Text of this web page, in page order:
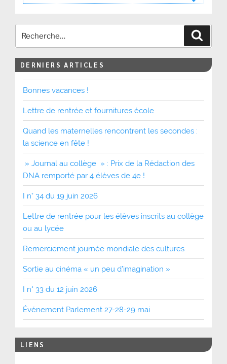
DERNIERS ARTICLES
Bonnes vacances !
Lettre de rentrée et fournitures école
Quand les maternelles rencontrent les secondes :
la science en fête !
» Journal au collège » : Prix de la Rédaction des
DNA remporté par 4 élèves de 4e !
I n° 34 du 19 juin 2026
Lettre de rentrée pour les élèves inscrits au collège
ou au lycée
Remerciement journée mondiale des cultures
Sortie au cinéma « un peu d’imagination »
I n° 33 du 12 juin 2026
Événement Parlement 27-28-29 mai
LIENS